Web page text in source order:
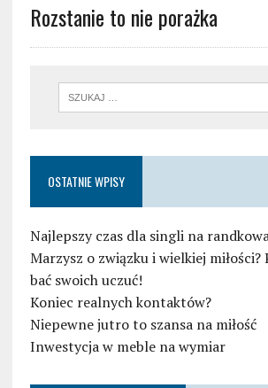
Rozstanie to nie porażka
OSTATNIE WPISY
Najlepszy czas dla singli na
Marzysz o związku i wielkiej miłości?
bać swoich uczuć!
Koniec realnych kontaktów?
Niepewne jutro to szansa na miłość
Inwestycja w meble na wymiar